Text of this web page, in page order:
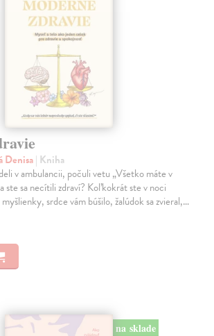
Denisa| Kniha
v ambulancii, počuli vetu „Všetko máte v
ste sa necítili zdraví? Koľkokrát ste v noci
srdce vám búšilo, žalúdok sa zvieral,…
na sklade